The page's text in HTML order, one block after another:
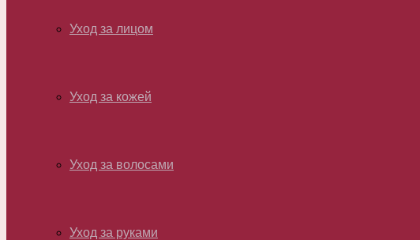
Уход за лицом
Уход за кожей
Уход за волосами
Уход за руками